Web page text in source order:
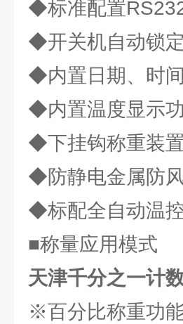
◆标准配置
◆开关机自动锁
◆内置日期、时
◆内置温度显示
◆下挂钩称重装
◆防静电金属防
◆标配全自动温
■称量应用模式
天津千分之一计
※百分比称重功